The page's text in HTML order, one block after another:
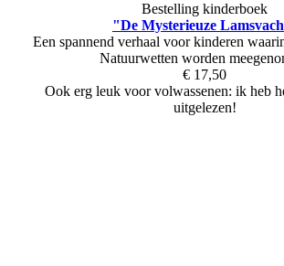
Bestelling kinderboek
"De Mysterieuze
Een spannend verhaal voor kinderen
Natuurwetten worden
€ 17,50
Ook erg leuk voor volwassenen: ik heb
uitgelezen!